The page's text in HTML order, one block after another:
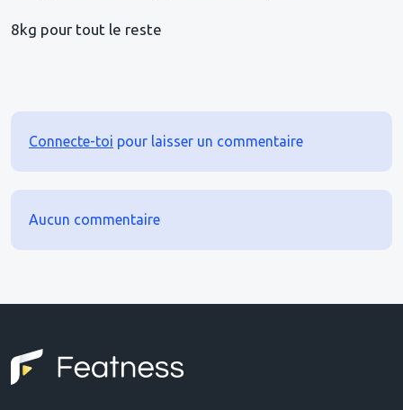
8kg pour tout le reste
Connecte-toi pour laisser un commentaire
Aucun commentaire